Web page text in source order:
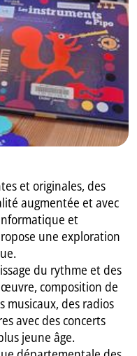
et originales, des
augmentée et avec
et
une exploration
du rythme et des
composition de
musicaux, des radios
avec des concerts
jeune âge.